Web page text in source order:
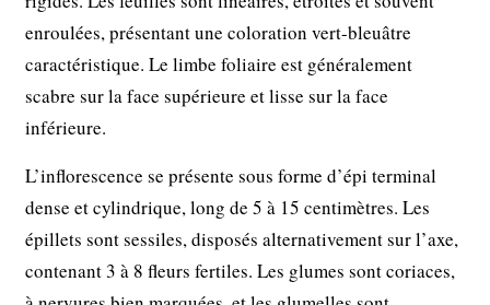
enroulées, présentant une coloration vert-bleuâtre
caractéristique. Le limbe foliaire est généralement
scabre sur la face supérieure et lisse sur la face
inférieure.
L’inflorescence se présente sous forme d’épi terminal
dense et cylindrique, long de 5 à 15 centimètres. Les
épillets sont sessiles, disposés alternativement sur l’axe,
contenant 3 à 8 fleurs fertiles. Les glumes sont coriaces,